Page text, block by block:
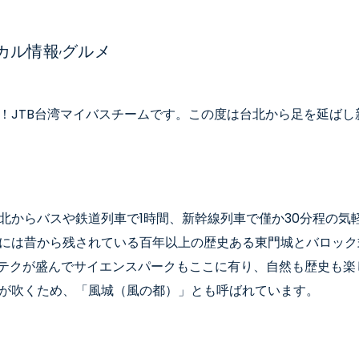
ル情報,グルメ
JTB台湾マイバスチームです。この度は台北から足を延ば
からバスや鉄道列車で1時間、新幹線列車で僅か30分程の気
は昔から残されている百年以上の歴史ある東門城とバロッ
クが盛んでサイエンスパークもここに有り、自然も歴史も
吹くため、「風城（風の都）」とも呼ばれています。